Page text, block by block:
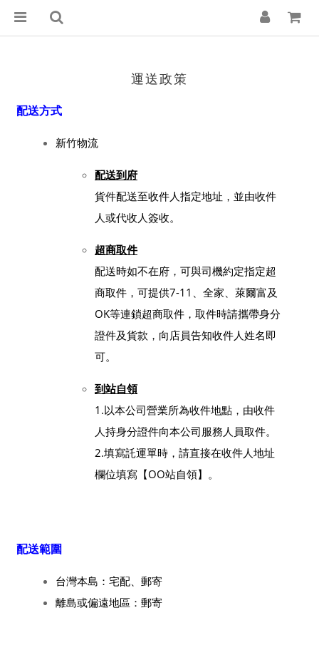
運送政策
配送方式
新竹物流
配送到府
貨件配送至收件人指定地址，並由收件
人或代收人簽收。
超商取件
配送時如不在府，可與司機約定指定超
商取件，可提供7-11、全家、萊爾富及
OK等連鎖超商取件，取件時請攜帶身分
證件及貨款，向店員告知收件人姓名即
可。
到站自領
1.以本公司營業所為收件地點，由收件
人持身分證件向本公司服務人員取件。
2.填寫託運單時，請直接在收件人地址
欄位填寫【OO站自領】。
配送範圍
台灣本島：宅配、郵寄
離島或偏遠地區：郵寄